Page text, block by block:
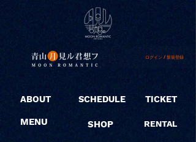
ログイン / 新規登録
ABOUT
MENU
SCHEDULE
SHOP
TICKET
RENTAL